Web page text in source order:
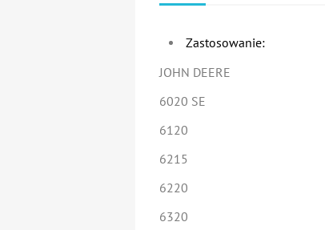
Zastosowanie:
JOHN DEERE
6020 SE
6120
6215
6220
6320